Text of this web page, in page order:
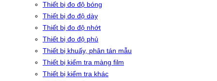
Thiết bị đo độ bóng
Thiết bị đo độ dày
Thiết bị đo độ nhớt
Thiết bị đo độ phủ
Thiết bị khuấy, phân tán mẫu
Thiết bị kiểm tra màng film
Thiết bị kiểm tra khác